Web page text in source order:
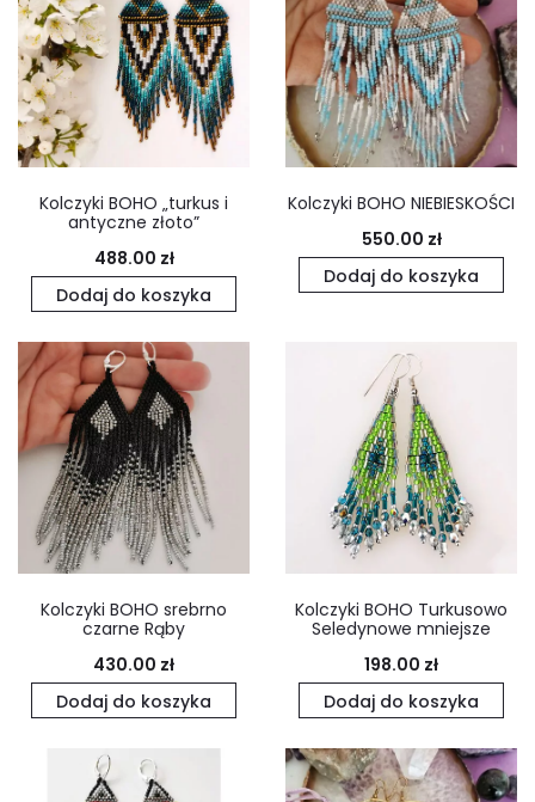
Kolczyki BOHO „turkus i
antyczne złoto”
488.00 zł
Dodaj do koszyka
Kolczyki BOHO NIEBIESKOŚCI
550.00 zł
Dodaj do koszyka
Kolczyki BOHO srebrno
czarne Rąby
430.00 zł
Dodaj do koszyka
Kolczyki BOHO Turkusowo
Seledynowe mniejsze
198.00 zł
Dodaj do koszyka